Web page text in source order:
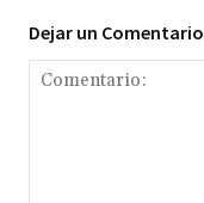
Dejar un Comentario